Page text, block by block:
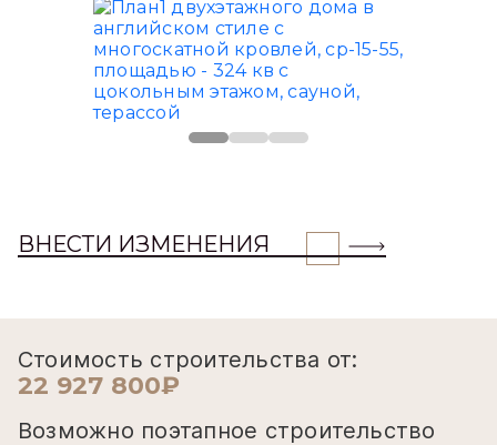
ВНЕСТИ ИЗМЕНЕНИЯ
Стоимость строительства от:
22 927 800₽
Возможно поэтапное строительство